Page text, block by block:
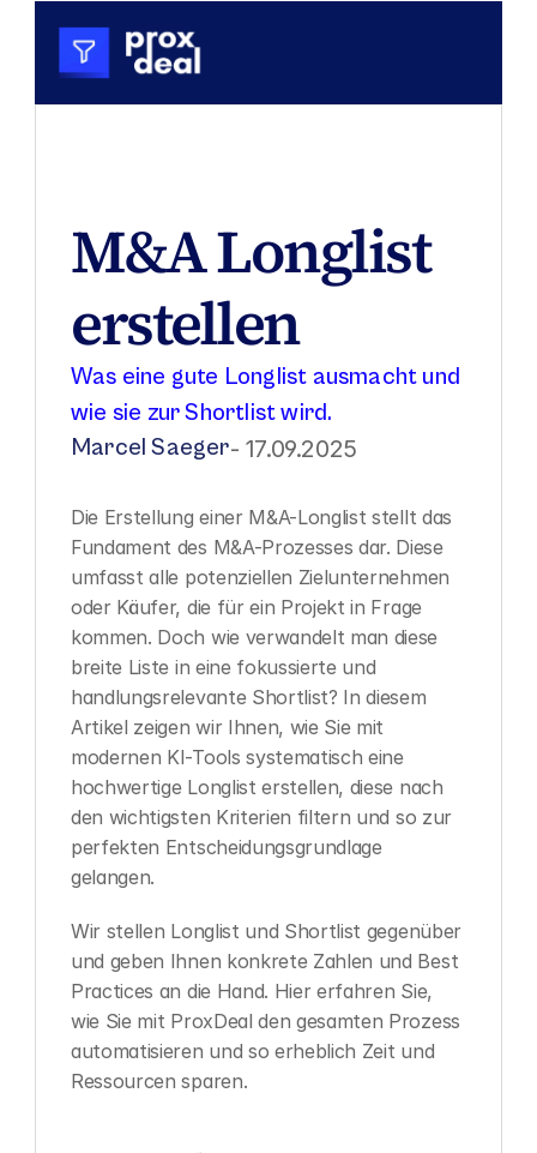
M&A Longlist
erstellen
Was eine gute Longlist ausmacht und
wie sie zur Shortlist wird.
Marcel Saeger- 17.09.2025
Die Erstellung einer M&A-Longlist stellt das
Fundament des M&A-Prozesses dar. Diese
umfasst alle potenziellen Zielunternehmen
oder Käufer, die für ein Projekt in Frage
kommen. Doch wie verwandelt man diese
breite Liste in eine fokussierte und
handlungsrelevante Shortlist? In diesem
Artikel zeigen wir Ihnen, wie Sie mit
modernen KI-Tools systematisch eine
hochwertige Longlist erstellen, diese nach
den wichtigsten Kriterien filtern und so zur
perfekten Entscheidungsgrundlage
gelangen.
Wir stellen Longlist und Shortlist gegenüber
und geben Ihnen konkrete Zahlen und Best
Practices an die Hand. Hier erfahren Sie,
wie Sie mit ProxDeal den gesamten Prozess
automatisieren und so erheblich Zeit und
Ressourcen sparen.